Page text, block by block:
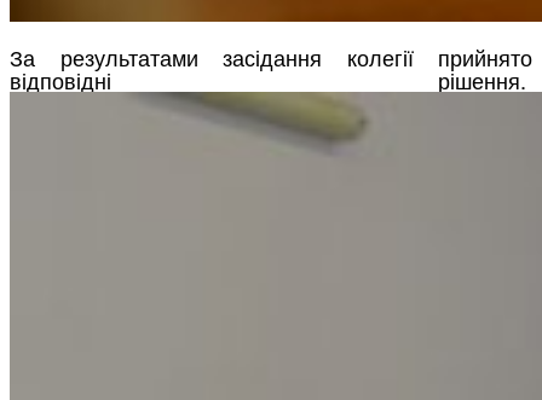
За результатами засідання колегії прийнято
відповідні рішення.